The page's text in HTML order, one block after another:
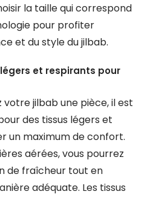
la taille qui correspond
pour profiter
et du style du jilbab.
et respirants pour
votre jilbab une pièce, il est
des tissus légers et
un maximum de confort.
aérées, vous pourrez
de fraîcheur tout en
adéquate. Les tissus